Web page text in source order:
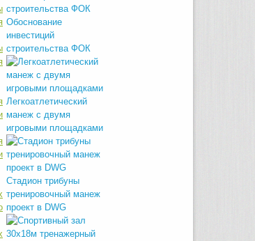
Обоснование
инвестиций
строительства ФОК
Легкоатлетический
манеж с двумя
игровыми площадками
Стадион трибуны
тренировочный манеж
проект в DWG